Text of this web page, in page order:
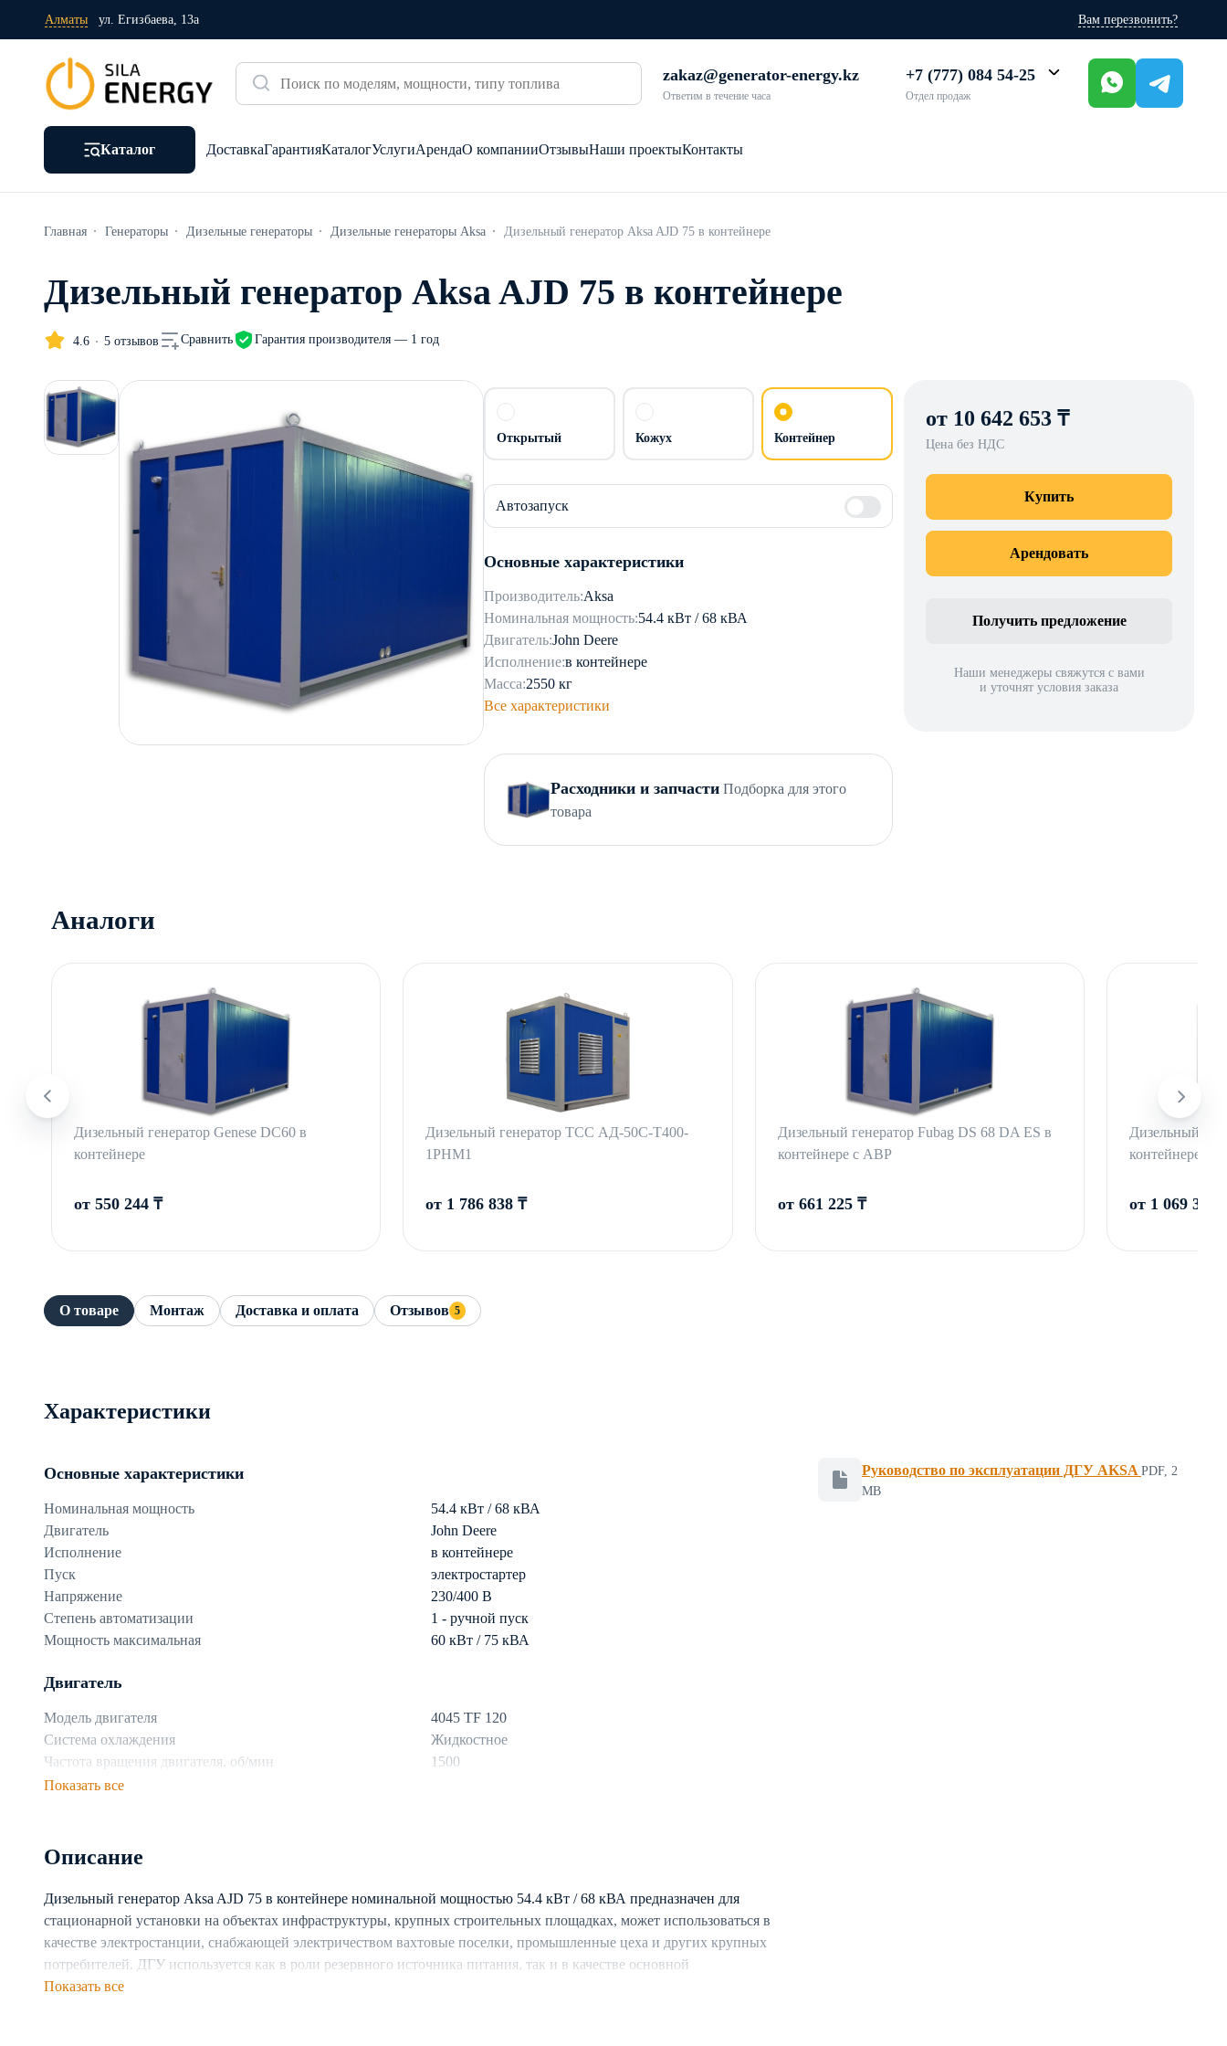
Алматы ул. Егизбаева, 13а Вам перезвонить?
zakaz@generator-energy.kz
Ответим в течение часа
+7 (777) 084 54-25
Отдел продаж
Каталог ДоставкаГарантияКаталогУслугиАрендаО компанииОтзывыНаши проектыКонтакты
Главная Генераторы Дизельные генераторы Дизельные генераторы Aksa Дизельный генератор Aksa AJD 75 в контейнере
Дизельный генератор Aksa AJD 75 в контейнере
4.6 5 отзывов Сравнить Гарантия производителя — 1 год
Открытый Кожух Контейнер
Автозапуск
Основные характеристики
Производитель:Aksa
Номинальная мощность:54.4 кВт / 68 кВА
Двигатель:John Deere
Исполнение:в контейнере
Масса:2550 кг
Все характеристики
Расходники и запчасти Подборка для этого
товара
от 10 642 653 ₸
Цена без НДС
Купить
Арендовать
Получить предложение
Наши менеджеры свяжутся с вами
и уточнят условия заказа
Аналоги
Дизельный генератор Genese DC60 в
контейнере
от 550 244 ₸
Дизельный генератор ТСС АД-50С-Т400-
1РНМ1
от 1 786 838 ₸
Дизельный генератор Fubag DS 68 DA ES в
контейнере с АВР
от 661 225 ₸
Дизельный
контейнере с
от 1 069 300
О товаре Монтаж Доставка и оплата Отзывов 5
Характеристики
Основные характеристики
Номинальная мощность
54.4 кВт / 68 кВА
Двигатель
John Deere
Исполнение
в контейнере
Пуск
электростартер
Напряжение
230/400 В
Степень автоматизации
1 - ручной пуск
Мощность максимальная
60 кВт / 75 кВА
Двигатель
Модель двигателя
4045 TF 120
Система охлаждения
Жидкостное
Частота вращения двигателя, об/мин
1500
Объем топливного бака
Генератор
Производитель генератора
Mecc Alte
Число фаз
Показать все
Описание
Дизельный генератор Aksa AJD 75 в контейнере номинальной мощностью 54.4 кВт / 68 кВА предназначен для
стационарной установки на объектах инфраструктуры, крупных строительных площадках, может использоваться в
качестве электростанции, снабжающей электричеством вахтовые поселки, промышленные цеха и других крупных
потребителей. ДГУ используется как в роли резервного источника питания, так и в качестве основной
электростанции. Предусмотрена возможность каскадного подключения с аналогичными ДЭС.
Показать все
Руководство по эксплуатации ДГУ AKSA PDF, 2
MBФайл для скачивания, формат PDF, размер 2 мегабайт